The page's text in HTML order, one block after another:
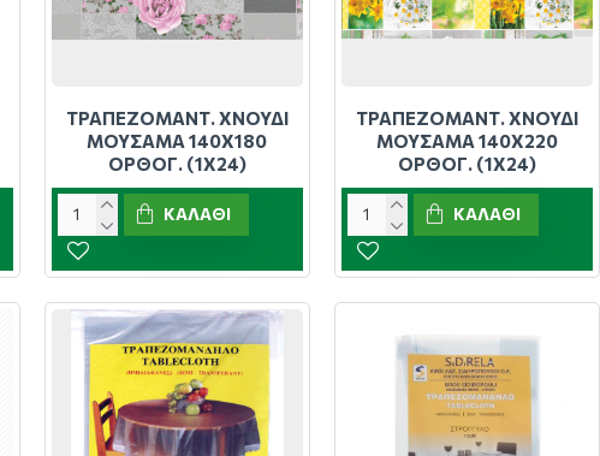
ΤΡΑΠΕΖΟΜΑΝΤ. ΧΝΟΥΔΙ
ΜΟΥΣΑΜΑ 140Χ180
ΟΡΘΟΓ. (1Χ24)
ΚΑΛΆΘΙ
ΤΡΑΠΕΖΟΜΑΝΤ. ΧΝΟΥΔΙ
ΜΟΥΣΑΜΑ 140Χ220
ΟΡΘΟΓ. (1Χ24)
ΚΑΛΆΘΙ